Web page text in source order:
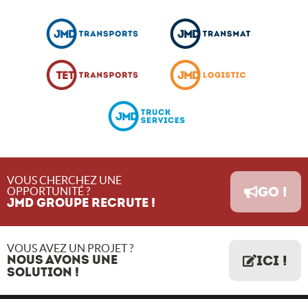
VOUS CHERCHEZ UNE
OPPORTUNITÉ ?
JMD GROUPE RECRUTE !
GO !
VOUS AVEZ UN PROJET ?
NOUS AVONS UNE
SOLUTION !
ICI !